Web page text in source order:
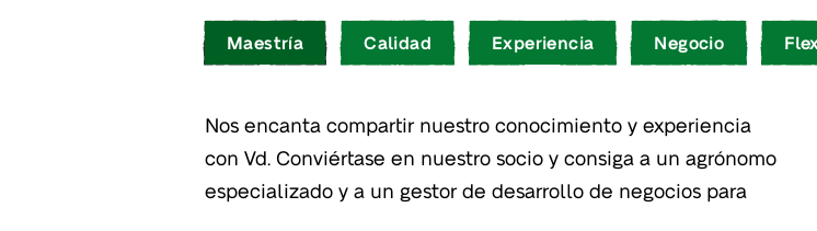
Maestría Calidad Experiencia Negocio
Nos encanta compartir nuestro conocimiento y experiencia
con Vd. Conviértase en nuestro socio y consiga a un agrónomo
especializado y a un gestor de desarrollo de negocios para
que forme a su equipo en las soluciones Van Iperen para